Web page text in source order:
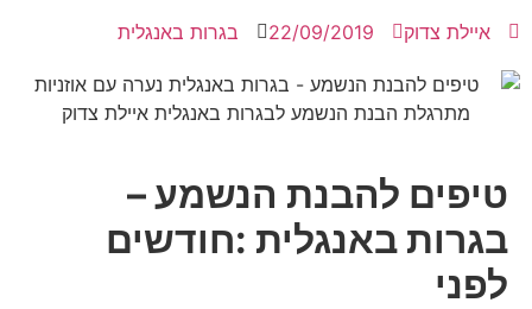
איילת צדוק 22/09/2019 בגרות באנגלית
טיפים להבנת הנשמע –
בגרות באנגלית :חודשים
לפני